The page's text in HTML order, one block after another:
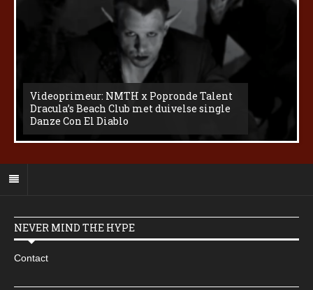
Videoprimeur: NMTH x Popronde Talent
Dracula’s Beach Club met duivelse single
Danze Con El Diablo
NEVER MIND THE HYPE
Contact